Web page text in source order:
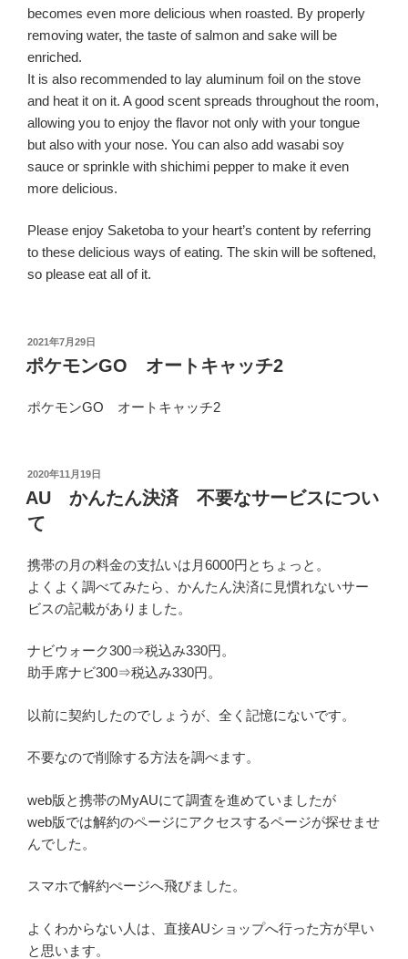
becomes even more delicious when roasted. By properly
removing water, the taste of salmon and sake will be
enriched.
It is also recommended to lay aluminum foil on the stove
and heat it on it. A good scent spreads throughout the room,
allowing you to enjoy the flavor not only with your tongue
but also with your nose. You can also add wasabi soy
sauce or sprinkle with shichimi pepper to make it even
more delicious.
Please enjoy Saketoba to your heart’s content by referring
to these delicious ways of eating. The skin will be softened,
so please eat all of it.
投
稿
日:
2021年7月29日
ポケモンGO オートキャッチ2
ポケモンGO オートキャッチ2
投
稿
日:
2020年11月19日
AU かんたん決済 不要なサービスについ
て
携帯の月の料金の支払いは月6000円とちょっと。
よくよく調べてみたら、かんたん決済に見慣れないサー
ビスの記載がありました。
ナビウォーク300⇒税込み330円。
助手席ナビ300⇒税込み330円。
以前に契約したのでしょうが、全く記憶にないです。
不要なので削除する方法を調べます。
web版と携帯のMyAUにて調査を進めていましたが
web版では解約のページにアクセスするページが探せませ
んでした。
スマホで解約ぺージへ飛びました。
よくわからない人は、直接AUショップへ行った方が早い
と思います。